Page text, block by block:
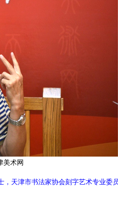
美术网
，天津市书法家协会刻字艺术专业委